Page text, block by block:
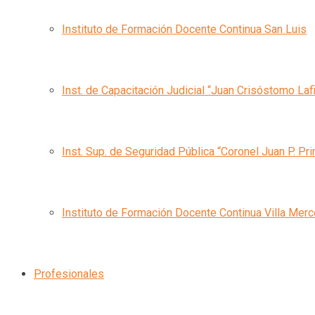
Instituto de Formación Docente Continua San Luis
Inst. de Capacitación Judicial “Juan Crisóstomo
Inst. Sup. de Seguridad Pública “Coronel Juan P.
Instituto de Formación Docente Continua Villa
Profesionales